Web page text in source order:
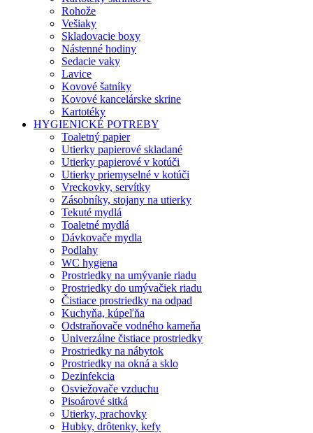
Rohože
Vešiaky
Skladovacie boxy
Nástenné hodiny
Sedacie vaky
Lavice
Kovové šatníky
Kovové kancelárske skrine
Kartotéky
HYGIENICKÉ POTREBY
Toaletný papier
Utierky papierové skladané
Utierky papierové v kotúči
Utierky priemyselné v kotúči
Vreckovky, servítky
Zásobníky, stojany na utierky
Tekuté mydlá
Toaletné mydlá
Dávkovače mydla
Podlahy
WC hygiena
Prostriedky na umývanie riadu
Prostriedky do umývačiek riadu
Čistiace prostriedky na odpad
Kuchyňa, kúpeľňa
Odstraňovače vodného kameňa
Univerzálne čistiace prostriedky
Prostriedky na nábytok
Prostriedky na okná a sklo
Dezinfekcia
Osviežovače vzduchu
Pisoárové sitká
Utierky, prachovky
Hubky, drôtenky, kefy